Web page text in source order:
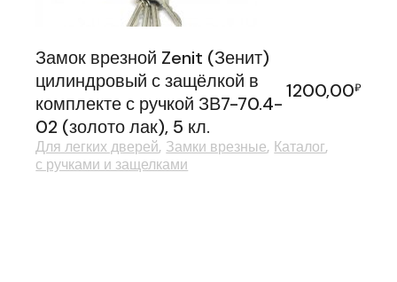
Замок врезной Zenit (Зенит)
цилиндровый с защёлкой в
комплекте с ручкой ЗВ7-70.4-
02 (золото лак), 5 кл.
1200,00₽
Для легких дверей Замки врезные Каталог
с ручками и защелками